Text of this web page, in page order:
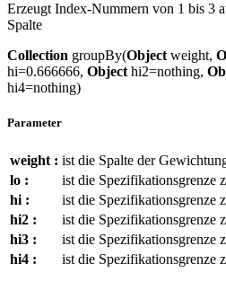
Erzeugt Index-Nummern von 1 bis 3
Spalte
Collection groupBy(Object weight,
hi=0.666666, Object hi2=nothing,
hi4=nothing)
Parameter
weight : ist die Spalte der
lo :
ist die Spezifikationsgrenze
hi :
ist die Spezifikationsgrenze
hi2 :
ist die Spezifikationsgrenze
hi3 :
ist die Spezifikationsgrenze
hi4 :
ist die Spezifikationsgrenze